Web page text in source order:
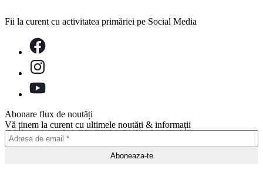
Fii la curent cu activitatea primăriei pe Social Media
Abonare flux de noutăți
Vă ținem la curent cu ultimele noutăți & informații